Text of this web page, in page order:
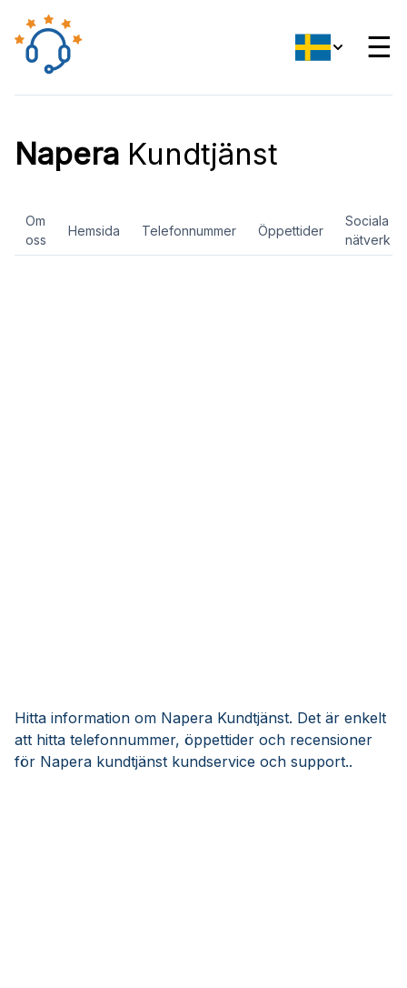
☰
Napera Kundtjänst
Om
oss
Hemsida Telefonnummer Öppettider
Sociala
nätverk
Hitta information om Napera Kundtjänst. Det är enkelt
att hitta telefonnummer, öppettider och recensioner
för Napera kundtjänst kundservice och support..